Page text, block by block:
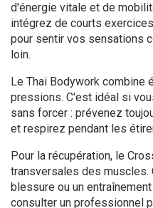
d'énergie vitale et de
intégrez de courts
pour sentir vos sensations
loin.
Le Thai Bodywork
pressions. C'est idéal si
sans forcer : prévenez
et respirez pendant les
Pour la récupération, le
transversales des muscles.
blessure ou un
consulter un professionnel